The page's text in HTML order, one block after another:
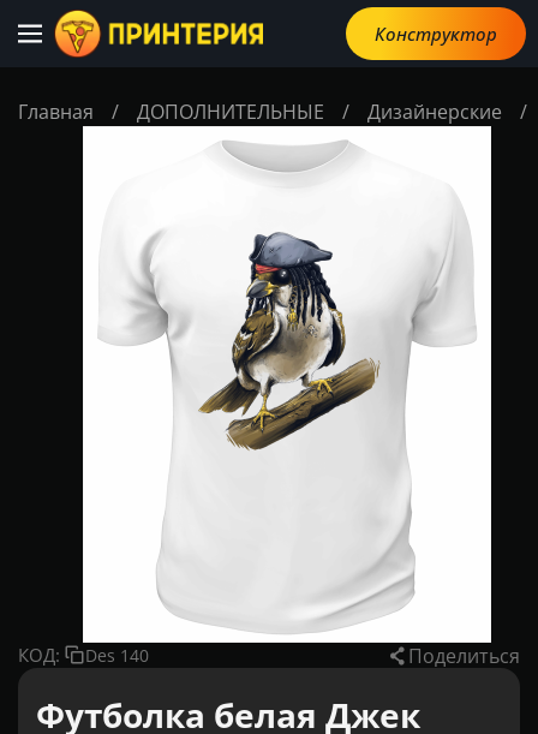
Конструктор
Главная / ДОПОЛНИТЕЛЬНЫЕ / Дизайнерские /
КОД: Des 140 Поделиться
Футболка белая Джек